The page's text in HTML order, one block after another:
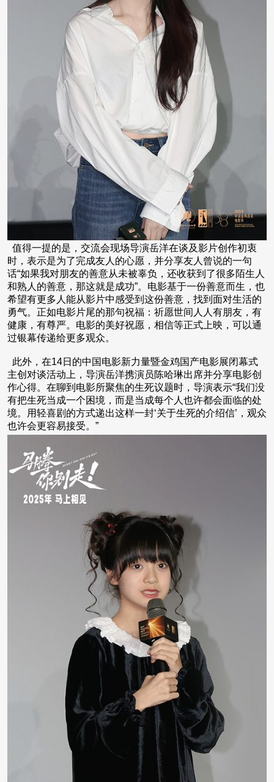
值得一提的是，交流会现场导演岳洋在谈及影片创作初衷
时，表示是为了完成友人的心愿，并分享友人曾说的一句
话“如果我对朋友的善意从未被辜负，还收获到了很多陌生人
和熟人的善意，那这就是成功”。电影基于一份善意而生，也
希望有更多人能从影片中感受到这份善意，找到面对生活的
勇气。正如电影片尾的那句祝福：祈愿世间人人有朋友，有
健康，有尊严。电影的美好祝愿，相信等正式上映，可以通
过银幕传递给更多观众。
此外，在14日的中国电影新力量暨金鸡国产电影展闭幕式
主创对谈活动上，导演岳洋携演员陈哈琳出席并分享电影创
作心得。在聊到电影所聚焦的生死议题时，导演表示“我们没
有把生死当成一个困境，而是当成每个人也许都会面临的处
境。用轻喜剧的方式递出这样一封‘关于生死的介绍信’，观众
也许会更容易接受。”